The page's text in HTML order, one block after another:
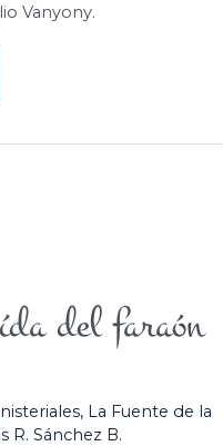
Vanyony.
del faraón
, La Fuente de la
R. Sánchez B.